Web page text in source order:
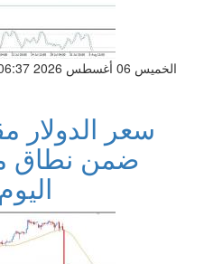
الخميس 06 أغسطس 2026 06:37 صباحاً
سعر الدولار
ضمن نطاق
اليوم –